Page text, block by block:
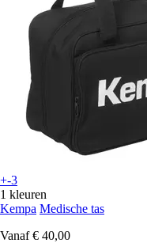
+-3
1 kleuren
Kempa Medische tas
Vanaf € 40,00